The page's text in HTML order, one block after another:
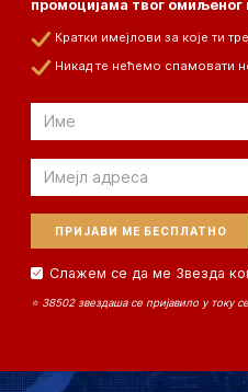
промоцијама твог омиљеног
Кратки имејлови за које ти
Никад те нећемо спамовати
Email
Email
Слажем се да ме Звезда
⭐ 38502 звездаша се пријавило у току